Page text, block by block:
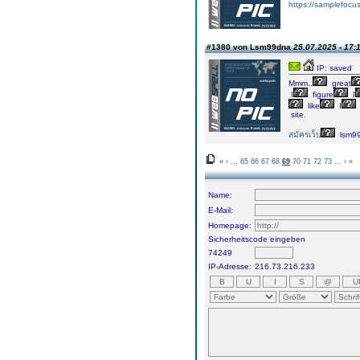
https://
#1380 von Lsm99dna25.07.2025 -
IP: saved
Mmm..
great
I
figure
I
like
I
site.
สมัครเว็บ
« ‹ 65 66 67 68 69 70 71 72 73 › »
Name:
E-Mail:
Homepage:
Sicherheitscode eingeben
74249
IP-Adresse: 216.73.216.233